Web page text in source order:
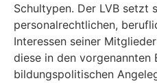
Schultypen. Der LVB setzt
personalrechtlichen,
Interessen seiner
diese in den vorgenannten
bildungspolitischen